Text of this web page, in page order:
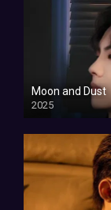
Moon and Dust
2025